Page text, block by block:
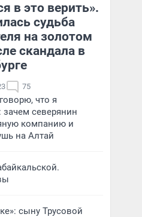
в это верить».
судьба
на золотом
скандала в
75
что я
зачем северянин
компанию и
на Алтай
сыну Трусовой